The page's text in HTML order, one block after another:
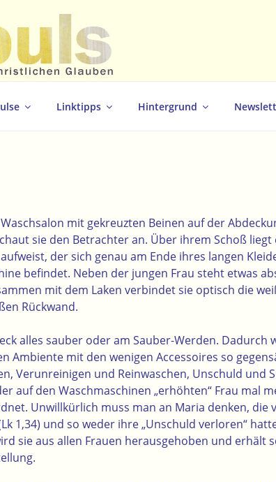
Linktipps Hintergrund
mit gekreuzten Beinen auf der
sie den Betrachter an. Über ihrem Schoß liegt
der sich genau am Ende ihres langen
befindet. Neben der jungen Frau steht etwas
mit dem Laken verbindet sie optisch die
Rückwand.
alles sauber oder am Sauber-Werden. Dadurch
Ambiente mit den wenigen Accessoires so
Verunreinigen und Reinwaschen, Unschuld und
auf den Waschmaschinen „erhöhten“ Frau mal
Unwillkürlich muss man an Maria denken, die
1,34) und so weder ihre „Unschuld verloren“
sie aus allen Frauen herausgehoben und erhält